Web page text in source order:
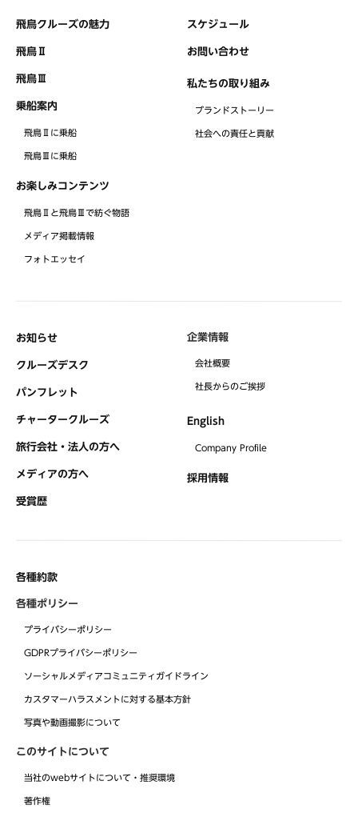
飛鳥クルーズの魅力
飛鳥Ⅱ
飛鳥Ⅲ
乗船案内
飛鳥Ⅱに乗船
飛鳥Ⅲに乗船
お楽しみコンテンツ
飛鳥Ⅱと飛鳥Ⅲで紡ぐ物語
メディア掲載情報
フォトエッセイ
スケジュール
お問い合わせ
私たちの取り組み
ブランドストーリー
社会への責任と貢献
お知らせ
クルーズデスク
パンフレット
チャータークルーズ
旅行会社・法人の方へ
メディアの方へ
受賞歴
企業情報
会社概要
社⻑からのご挨拶
English
Company Profile
採用情報
各種約款
各種ポリシー
プライバシーポリシー
GDPRプライバシーポリシー
ソーシャルメディアコミュニティガイドライン
カスタマーハラスメントに対する基本方針
写真や動画撮影について
このサイトについて
当社のwebサイトについて・推奨環境
著作権